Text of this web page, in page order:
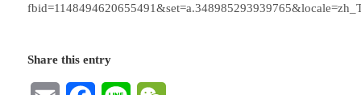
Share this entry